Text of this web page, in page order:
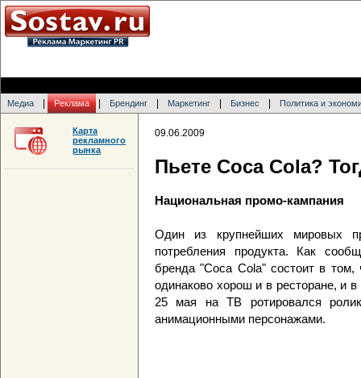
Медиа Реклама Брендинг Маркетинг Бизнес Политика и
09.06.2009
Пьете Coca Cola?
Национальная промо-кампания
Один из крупнейших мировых
потребления продукта. Как
бренда "Coca Cola" состоит в том,
одинаково хорош и в ресторане, и
25 мая на ТВ ротировался
анимационными персонажами.
Карта
рекламного
рынка